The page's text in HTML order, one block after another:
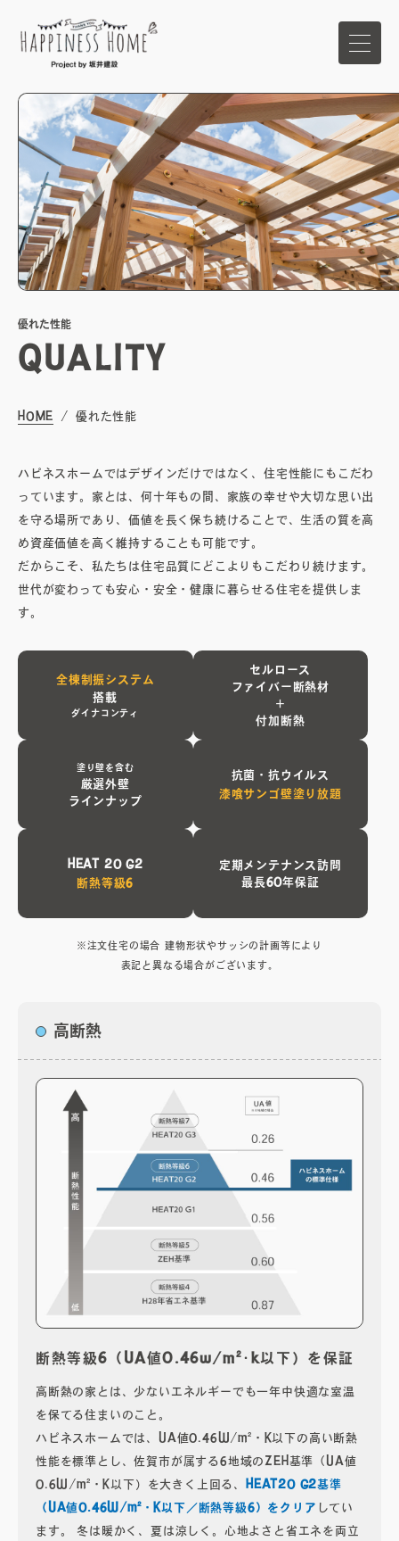
イベント
家づくりの想い
ハピネスホームの強み
ブログ
メンテナンスコラム
お問い合わせ
無料相談会
プライバシーポリシー
〒840-0211
佐賀県佐賀市大和町東山田2311-1
0952-20-2232
営業時間：8:00～18:00 / 定休日：第2・4火曜・水曜
優れた性能
QUALITY
HOME 優れた性能
ハピネスホームではデザインだけではなく、住宅性能にもこだわ
っています。家とは、何十年もの間、家族の幸せや大切な思い出
を守る場所であり、価値を長く保ち続けることで、生活の質を高
め資産価値を高く維持することも可能です。
だからこそ、私たちは住宅品質にどこよりもこだわり続けます。
世代が変わっても安心・安全・健康に暮らせる住宅を提供しま
す。
全棟制振システム
搭載
ダイナコンティ
セルロース
ファイバー断熱材
＋
付加断熱
塗り壁を含む
厳選外壁
ラインナップ
抗菌・抗ウイルス
漆喰サンゴ壁塗り放題
HEAT 20 G2
断熱等級6
定期メンテナンス訪問
最長60年保証
※注文住宅の場合 建物形状やサッシの計画等により
表記と異なる場合がございます。
高断熱
断熱等級6（UA値0.46w/m²･k以下）を保証
高断熱の家とは、少ないエネルギーでも一年中快適な室温
を保てる住まいのこと。
ハピネスホームでは、UA値0.46W/m²・K以下の高い断熱
性能を標準とし、佐賀市が属する6地域のZEH基準（UA値
0.6W/m²・K以下）を大きく上回る、HEAT20 G2基準
（UA値0.46W/m²・K以下／断熱等級6）をクリア してい
ます。 冬は暖かく、夏は涼しく。心地よさと省エネを両立